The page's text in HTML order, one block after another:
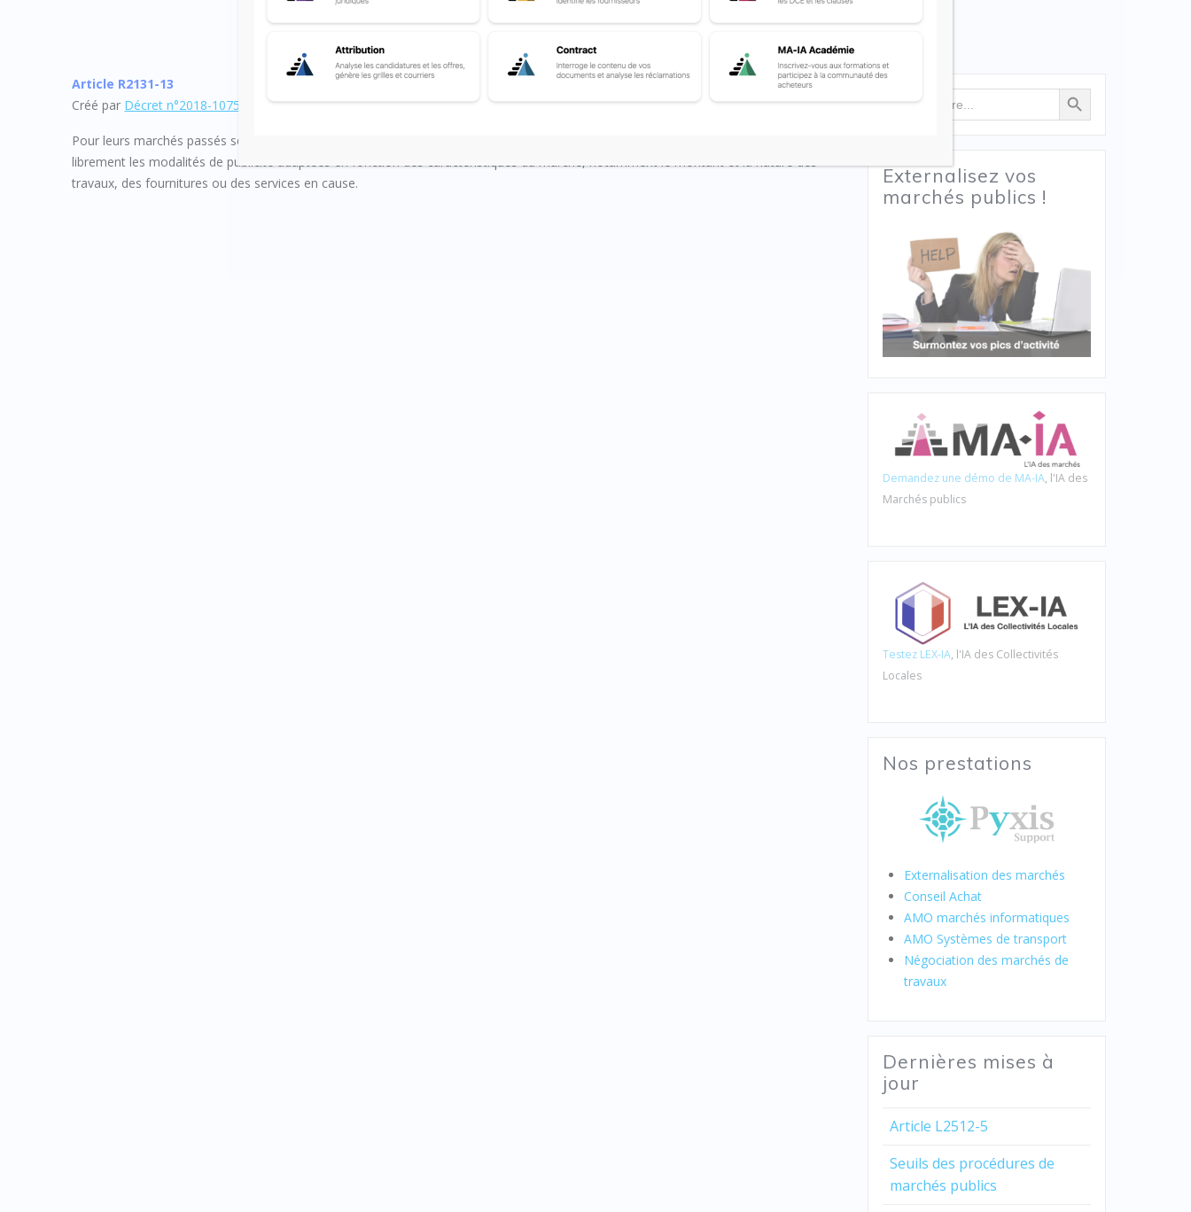
Article R2131-13
Créé par Décret n°2018-1075 du 3 décembre 2018 – art.
Pour leurs marchés passés selon une procédure adaptée, les acheteurs autres que ceux mentionnés à l’article R. 2131-12 choisissent
librement les modalités de publicité adaptées en fonction des caractéristiques du marché, notamment le montant et la nature des
travaux, des fournitures ou des services en cause.
for:
Search Button
Externalisez vos
marchés publics !
Demandez une démo de MA-IA, l'IA des
Marchés publics
Testez LEX-IA, l'IA des Collectivités
Locales
Nos prestations
Externalisation des marchés
Conseil Achat
AMO marchés informatiques
AMO Systèmes de transport
Négociation des marchés de
travaux
Dernières mises à
jour
Article L2512-5
Seuils des procédures de
marchés publics